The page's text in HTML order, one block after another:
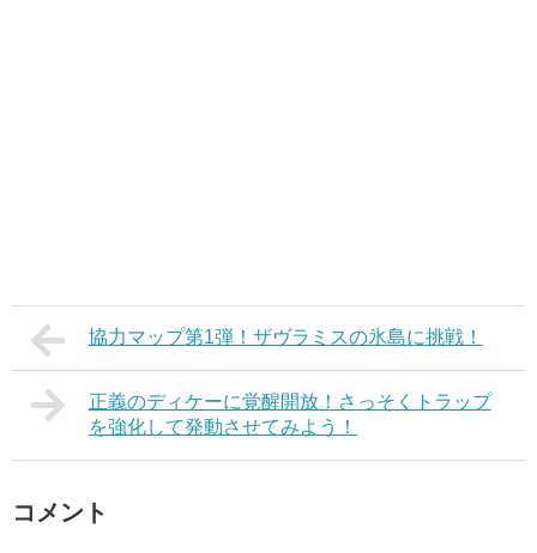
協力マップ第1弾！ザヴラミスの氷島に挑戦！
正義のディケーに覚醒開放！さっそくトラップ
を強化して発動させてみよう！
コメント